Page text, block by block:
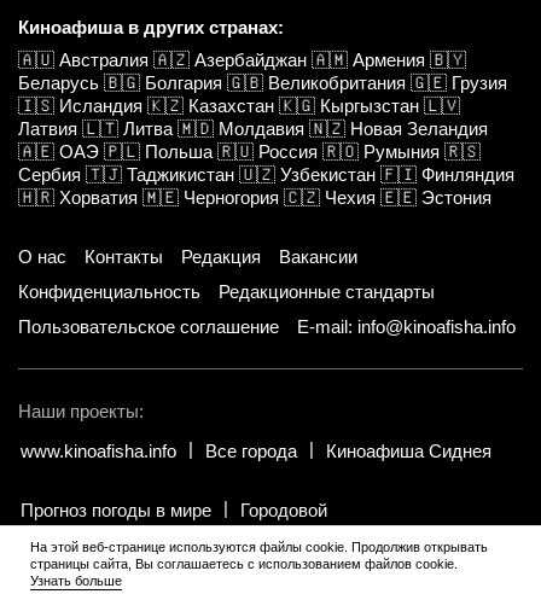
Киноафиша в других странах:
🇦🇺 Австралия 🇦🇿 Азербайджан 🇦🇲 Армения 🇧🇾
Беларусь 🇧🇬 Болгария 🇬🇧 Великобритания 🇬🇪 Грузия
🇮🇸 Исландия 🇰🇿 Казахстан 🇰🇬 Кыргызстан 🇱🇻
Латвия 🇱🇹 Литва 🇲🇩 Молдавия 🇳🇿 Новая Зеландия
🇦🇪 ОАЭ 🇵🇱 Польша 🇷🇺 Россия 🇷🇴 Румыния 🇷🇸
Сербия 🇹🇯 Таджикистан 🇺🇿 Узбекистан 🇫🇮 Финляндия
🇭🇷 Хорватия 🇲🇪 Черногория 🇨🇿 Чехия 🇪🇪 Эстония
О нас Контакты Редакция
Вакансии
Конфиденциальность
Редакционные стандарты
Пользовательское соглашение
E-mail: info@kinoafisha.info
Наши проекты:
www.kinoafisha.info
Все города Киноафиша Сиднея
Прогноз погоды в мире Городовой
© 2002-2026 Все права и материалы принадлежат «Киноафиша».
Копирование информации только с письменного разрешения
На этой веб-странице используются файлы cookie. Продолжив открывать
страницы сайта, Вы соглашаетесь с использованием файлов cookie.
Узнать больше